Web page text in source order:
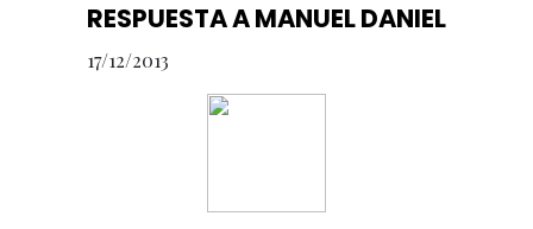
RESPUESTA A MANUEL DANIEL
17/12/2013